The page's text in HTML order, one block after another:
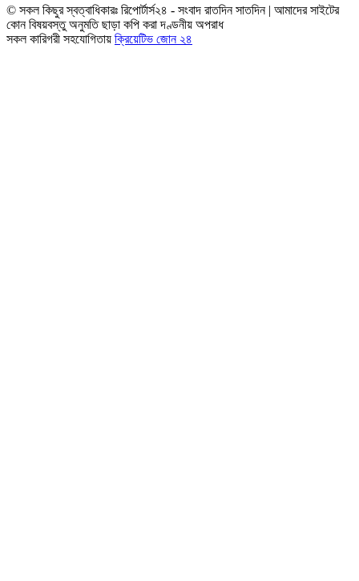
© সকল কিছুর স্বত্বাধিকারঃ রিপোর্টার্স২৪ - সংবাদ রাতদিন সাতদিন | আমাদের সাইটের
কোন বিষয়বস্তু অনুমতি ছাড়া কপি করা দণ্ডনীয় অপরাধ
সকল কারিগরী সহযোগিতায় ক্রিয়েটিভ জোন ২৪